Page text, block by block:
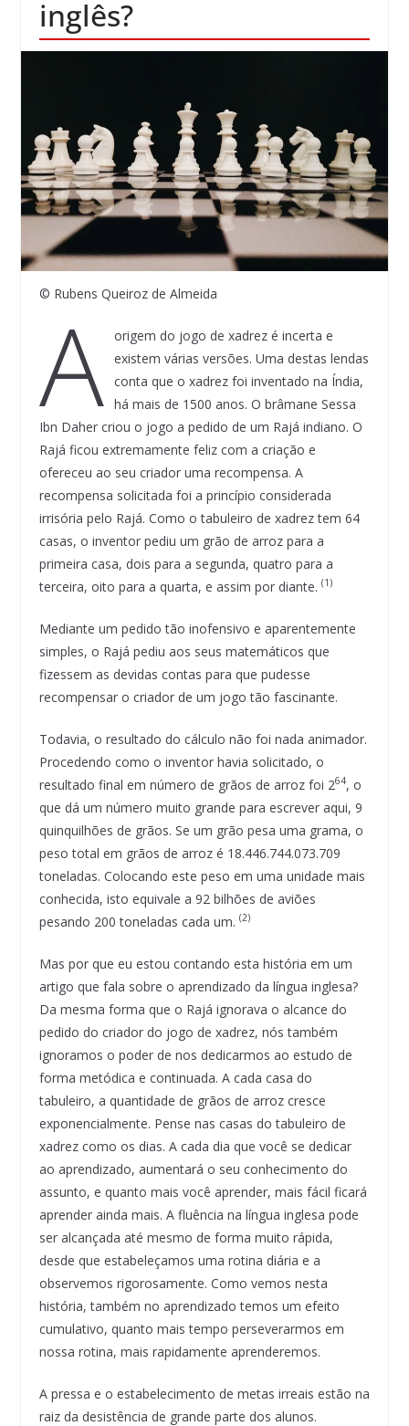
inglês?
© Rubens Queiroz de Almeida
A
origem do jogo de xadrez é incerta e
existem várias versões. Uma destas lendas
conta que o xadrez foi inventado na Índia,
há mais de 1500 anos. O brâmane Sessa
Ibn Daher criou o jogo a pedido de um Rajá indiano. O
Rajá ficou extremamente feliz com a criação e
ofereceu ao seu criador uma recompensa. A
recompensa solicitada foi a princípio considerada
irrisória pelo Rajá. Como o tabuleiro de xadrez tem 64
casas, o inventor pediu um grão de arroz para a
primeira casa, dois para a segunda, quatro para a
terceira, oito para a quarta, e assim por diante. (1)
Mediante um pedido tão inofensivo e aparentemente
simples, o Rajá pediu aos seus matemáticos que
fizessem as devidas contas para que pudesse
recompensar o criador de um jogo tão fascinante.
Todavia, o resultado do cálculo não foi nada animador.
Procedendo como o inventor havia solicitado, o
resultado final em número de grãos de arroz foi 264, o
que dá um número muito grande para escrever aqui, 9
quinquilhões de grãos. Se um grão pesa uma grama, o
peso total em grãos de arroz é 18.446.744.073.709
toneladas. Colocando este peso em uma unidade mais
conhecida, isto equivale a 92 bilhões de aviões
pesando 200 toneladas cada um. (2)
Mas por que eu estou contando esta história em um
artigo que fala sobre o aprendizado da língua inglesa?
Da mesma forma que o Rajá ignorava o alcance do
pedido do criador do jogo de xadrez, nós também
ignoramos o poder de nos dedicarmos ao estudo de
forma metódica e continuada. A cada casa do
tabuleiro, a quantidade de grãos de arroz cresce
exponencialmente. Pense nas casas do tabuleiro de
xadrez como os dias. A cada dia que você se dedicar
ao aprendizado, aumentará o seu conhecimento do
assunto, e quanto mais você aprender, mais fácil ficará
aprender ainda mais. A fluência na língua inglesa pode
ser alcançada até mesmo de forma muito rápida,
desde que estabeleçamos uma rotina diária e a
observemos rigorosamente. Como vemos nesta
história, também no aprendizado temos um efeito
cumulativo, quanto mais tempo perseverarmos em
nossa rotina, mais rapidamente aprenderemos.
A pressa e o estabelecimento de metas irreais estão na
raiz da desistência de grande parte dos alunos.